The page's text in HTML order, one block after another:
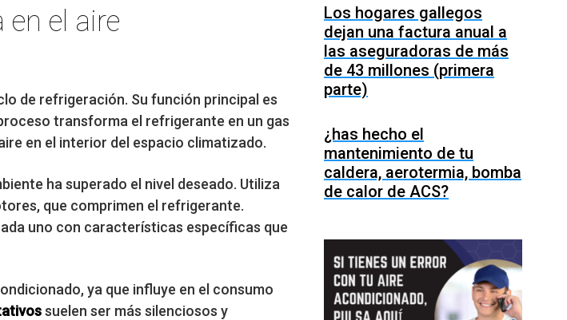
el aire
de refrigeración. Su función principal es
transforma el refrigerante en un gas
en el interior del espacio climatizado.
ha superado el nivel deseado. Utiliza
que comprimen el refrigerante.
uno con características específicas que
ya que influye en el consumo
suelen ser más silenciosos y
Los hogares gallegos
dejan una factura anual a
las aseguradoras de más
de 43 millones (primera
parte)
¿has hecho el
mantenimiento de tu
caldera, aerotermia, bomba
de calor de ACS?